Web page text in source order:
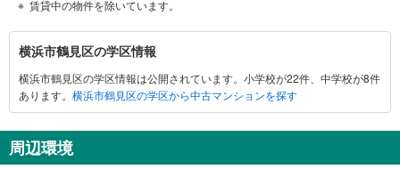
賃貸中の物件を除いています。
横
浜
市
鶴
区
に
横浜市鶴見区の学区情報
横浜市鶴見区の学区情報は公開されています。小学校が22件、中学校が8件
あります。 横浜市鶴見区の学区から中古マンションを探す
周辺環境